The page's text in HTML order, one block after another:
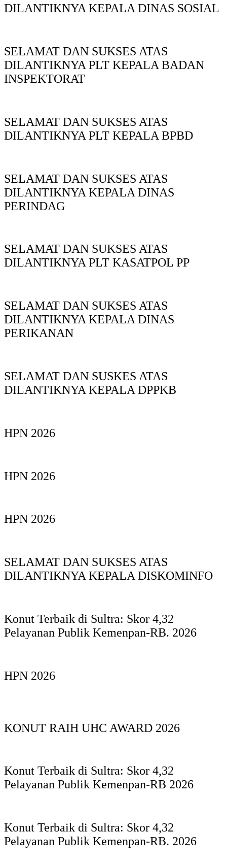
DILANTIKNYA KEPALA DINAS SOSIAL
SELAMAT DAN SUKSES ATAS
DILANTIKNYA PLT KEPALA BADAN
INSPEKTORAT
SELAMAT DAN SUKSES ATAS
DILANTIKNYA PLT KEPALA BPBD
SELAMAT DAN SUKSES ATAS
DILANTIKNYA KEPALA DINAS
PERINDAG
SELAMAT DAN SUKSES ATAS
DILANTIKNYA PLT KASATPOL PP
SELAMAT DAN SUKSES ATAS
DILANTIKNYA KEPALA DINAS
PERIKANAN
SELAMAT DAN SUSKES ATAS
DILANTIKNYA KEPALA DPPKB
HPN 2026
HPN 2026
HPN 2026
SELAMAT DAN SUKSES ATAS
DILANTIKNYA KEPALA DISKOMINFO
Konut Terbaik di Sultra: Skor 4,32
Pelayanan Publik Kemenpan-RB. 2026
HPN 2026
KONUT RAIH UHC AWARD 2026
Konut Terbaik di Sultra: Skor 4,32
Pelayanan Publik Kemenpan-RB 2026
Konut Terbaik di Sultra: Skor 4,32
Pelayanan Publik Kemenpan-RB. 2026